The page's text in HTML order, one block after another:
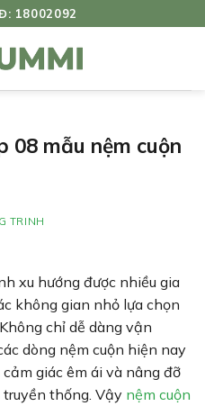
18002092
08 mẫu nệm cuộn
TRINH
xu hướng được nhiều gia
không gian nhỏ lựa chọn
chỉ dễ dàng vận
dòng nệm cuộn hiện nay
giác êm ái và nâng đỡ
thống. Vậy nệm cuộn